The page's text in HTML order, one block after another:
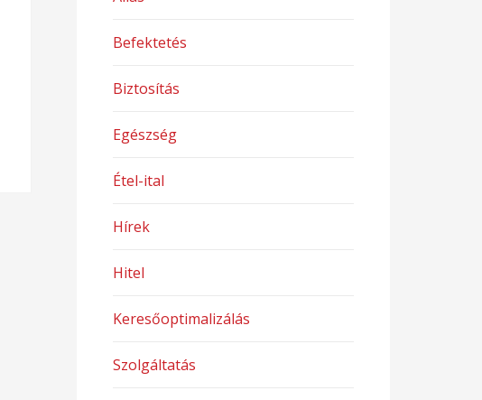
Befektetés
Biztosítás
Egészség
Étel-ital
Hírek
Hitel
Keresőoptimalizálás
Szolgáltatás